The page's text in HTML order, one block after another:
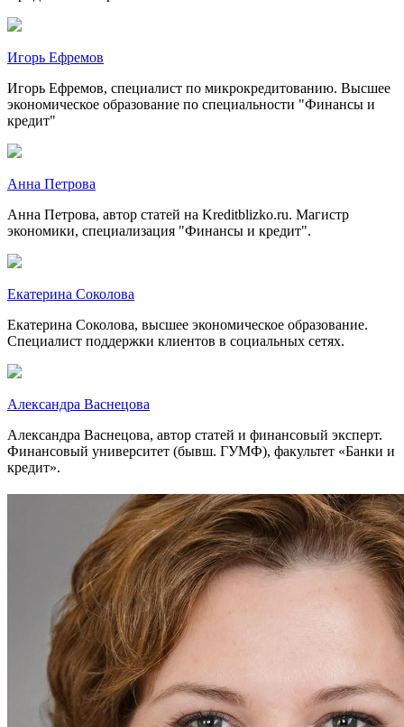
Игорь Ефремов
Игорь Ефремов, специалист по микрокредитованию. Высшее
экономическое образование по специальности "Финансы и
кредит"
Анна Петрова
Анна Петрова, автор статей на Kreditblizko.ru. Магистр
экономики, специализация "Финансы и кредит".
Екатерина Соколова
Екатерина Соколова, высшее экономическое образование.
Специалист поддержки клиентов в социальных сетях.
Александра Васнецова
Александра Васнецова, автор статей и финансовый эксперт.
Финансовый университет (бывш. ГУМФ), факультет «Банки и
кредит».